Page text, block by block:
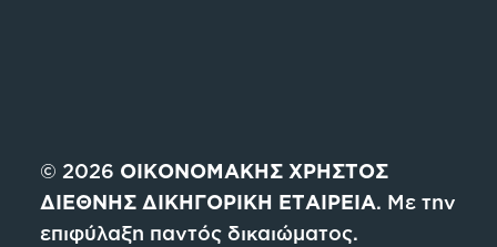
© 2026 ΟΙΚΟΝΟΜΑΚΗΣ ΧΡΗΣΤΟΣ
ΔΙΕΘΝΗΣ ΔΙΚΗΓΟΡΙΚΗ ΕΤΑΙΡΕΙΑ. Με την
επιφύλαξη παντός δικαιώματος.